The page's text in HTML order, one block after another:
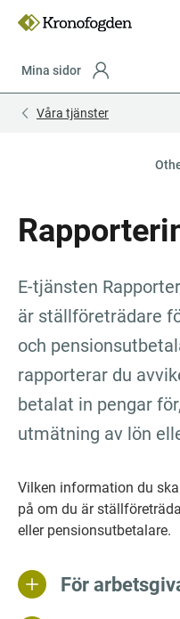
innehåll
Mina sidor
Våra tjänster
E-tjänsten
är ställföreträdare
och
rapporterar du
betalat in pengar
utmätning av lön
Vilken information du
på om du är
eller pensionsutbetalare.
För
start
end